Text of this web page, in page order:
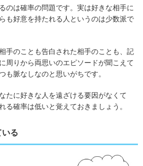
のは確率の問題です。実は好きな相手に
も好意を持たれる人というのは少数派で
手のことも告白された相手のことも、記
周りから両思いのエピソードが聞こえて
も脈なしなのと思いがちです。
たに好きな人を遠ざける要因がなくて
る確率は低いと覚えておきましょう。
る